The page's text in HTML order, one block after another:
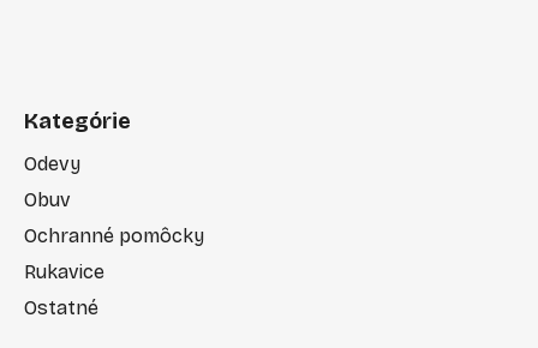
Kategórie
Odevy
Obuv
Ochranné pomôcky
Rukavice
Ostatné